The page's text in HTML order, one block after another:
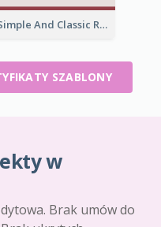
Simple And Classic Red Border Certificate Design
SZABLONY
w
Brak umów do